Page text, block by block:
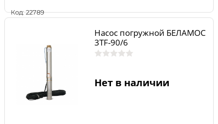
Код: 22789
Насос погружной БЕЛАМОС
3TF-90/6
Нет в наличии